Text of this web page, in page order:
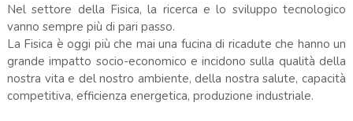
Nel settore della Fisica, la ricerca e lo sviluppo tecnologico
vanno sempre più di pari passo.
La Fisica è oggi più che mai una fucina di ricadute che hanno un
grande impatto socio-economico e incidono sulla qualità della
nostra vita e del nostro ambiente, della nostra salute, capacità
competitiva, efficienza energetica, produzione industriale.